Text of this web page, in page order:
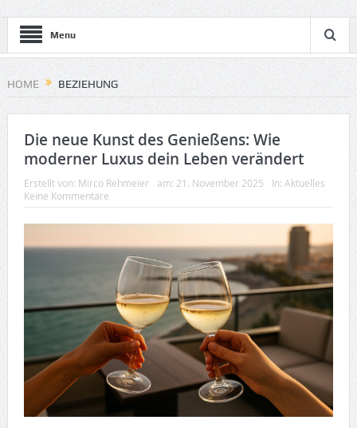
Menu
HOME BEZIEHUNG
Die neue Kunst des Genießens: Wie
moderner Luxus dein Leben verändert
Erstellt von: Mirco Rehmeier am: 21. November 2025 In: Aktuelles
Keine Kommentare